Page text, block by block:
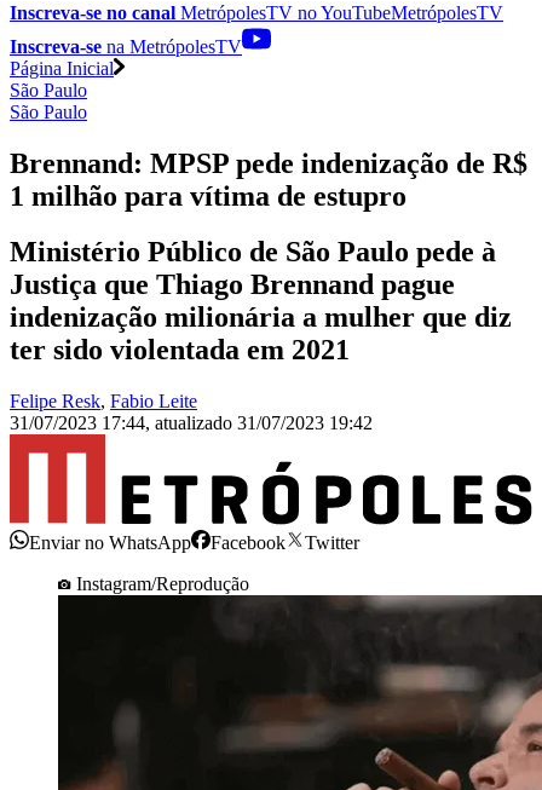
Inscreva-se no canal MetrópolesTV noYouTubeMetrópolesTV
Inscreva-se na MetrópolesTV
Página Inicial
São Paulo
São Paulo
Brennand: MPSP pede indenização de R$
1 milhão para vítima de estupro
Ministério Público de São Paulo pede à
Justiça que Thiago Brennand pague
indenização milionária a mulher que diz
ter sido violentada em 2021
Felipe Resk, Fabio Leite
31/07/2023 17:44, atualizado 31/07/2023 19:42
Enviar no WhatsApp Facebook
Twitter
Instagram/Reprodução